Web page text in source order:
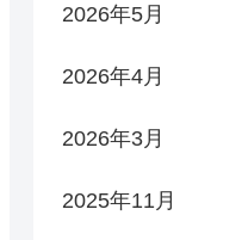
2026年5月
2026年4月
2026年3月
2025年11月